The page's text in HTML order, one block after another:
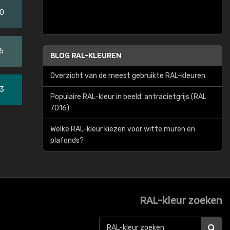
BLOG RAL-KLEUREN
Overzicht van de meest gebruikte RAL-kleuren
Populaire RAL-kleur in beeld: antracietgrijs (RAL
7016)
Welke RAL-kleur kiezen voor witte muren en
plafonds?
RAL-kleur zoeken